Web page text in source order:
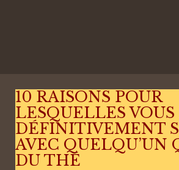
10 RAISONS POUR
LESQUELLES
DÉFINITIVEMENT
AVEC QUELQU’UN
DU THÉ